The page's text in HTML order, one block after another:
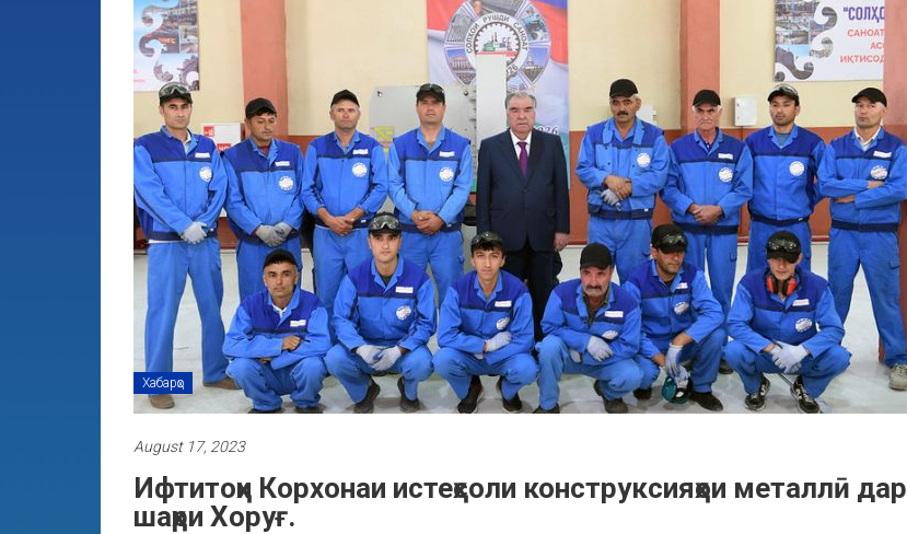
Хабарҳо
August 17, 2023
Ифтитоҳи Корхонаи истеҳсоли конструксияҳои металлӣ дар
шаҳри Хоруғ.